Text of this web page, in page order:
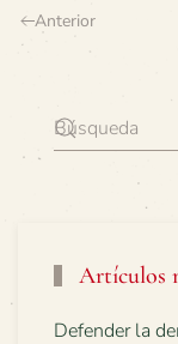
Anterior
Artículos
Defender la